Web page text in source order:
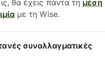
θα έχεις πάντα τη μέση
με τη Wise.
συναλλαγματικές